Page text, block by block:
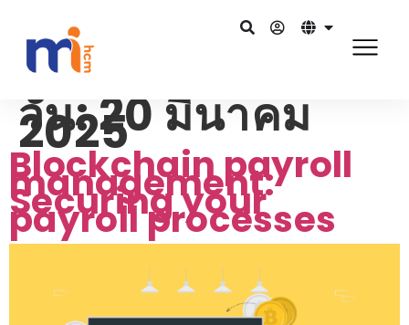
วัน:20 มีนาคม
2025
Blockchain payroll
management:
Securing your
payroll processes